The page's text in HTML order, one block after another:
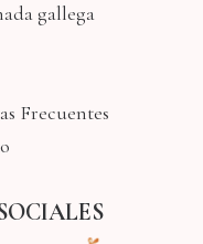
gallega
Frecuentes